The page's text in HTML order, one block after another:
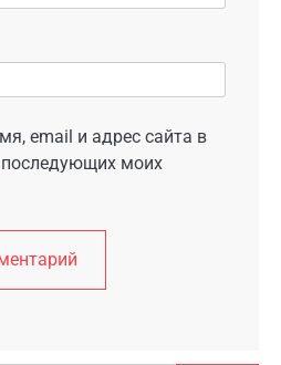
email и адрес сайта в
моих